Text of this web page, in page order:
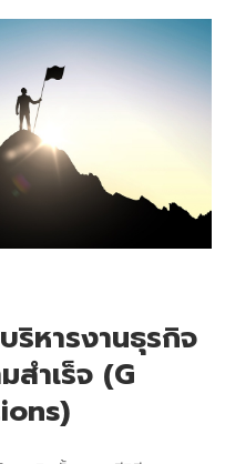
ริหารงานธุรกิจ
สำเร็จ (G